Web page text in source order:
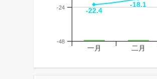
-22.4
-22.4
-18.1
-18.1
一月 二月
-48
-24